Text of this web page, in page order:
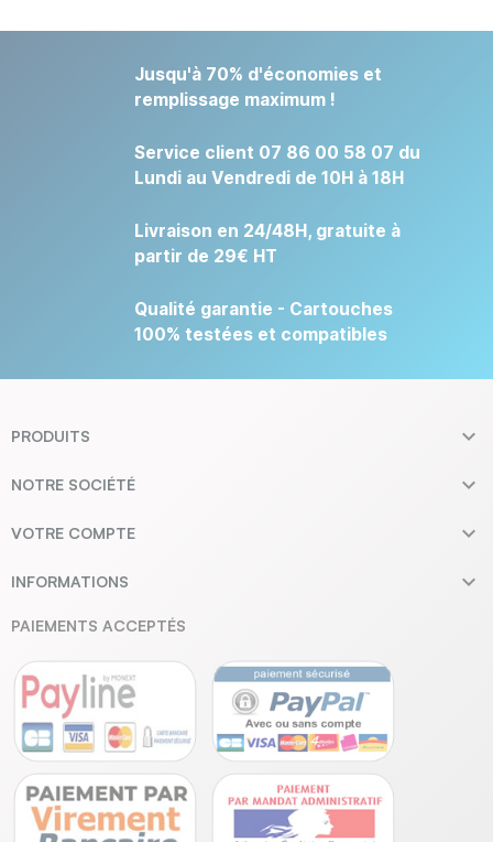
Jusqu'à 70% d'économies et
remplissage maximum !
Service client 07 86 00 58 07 du
Lundi au Vendredi de 10H à 18H
Livraison en 24/48H, gratuite à
partir de 29€ HT
Qualité garantie - Cartouches
100% testées et compatibles
PRODUITS 
NOTRE SOCIÉTÉ 
VOTRE COMPTE 
INFORMATIONS 
PAIEMENTS ACCEPTÉS